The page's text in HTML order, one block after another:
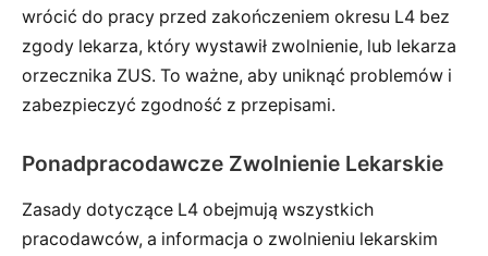
wrócić do pracy przed zakończeniem okresu L4 bez
zgody lekarza, który wystawił zwolnienie, lub lekarza
orzecznika ZUS. To ważne, aby uniknąć problemów i
zabezpieczyć zgodność z przepisami.
Ponadpracodawcze Zwolnienie Lekarskie
Zasady dotyczące L4 obejmują wszystkich
pracodawców, a informacja o zwolnieniu lekarskim